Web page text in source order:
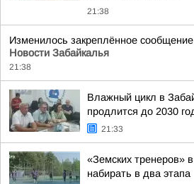
21:38
Изменилось закреплённое
Новости Забайкалья
21:38
Влажный цикл в
продлится до 2030
21:33
«Земских тренеров»
набирать в два этапа